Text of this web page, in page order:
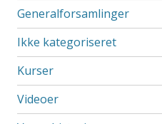
Generalforsamlinger
Ikke kategoriseret
Kurser
Videoer